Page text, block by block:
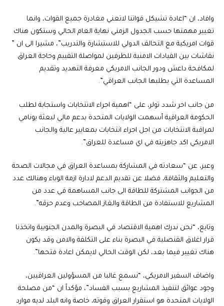
وافاد، ان “اعادة تشيكل قواتنا لاتعني مغادرة جميع القوات، وانما
تغيير مهمتها حسب الجدول الزمني نهاية العام الحالي وستكون هناك
قوات امريكية مع التحالف الدولي للاستشارة والتدريب”، مشيرا الى ان ”
نقاشات بين القيادات الامنية للطرفين لمواصلة التقييم وحاجة العراق
لمكافحة داعش ودور الجانب الامريكي معرفة التهديد وتقديم
المساعدة التي يطلبها الجانب العراقي”.
من جانب اخر شدد تولر، على “اهمية اجراء الانتخابات واستجابة لطلب
الحكومة العراقية أسهمت الولايات المتحدة بدعم مالي لبعثة يونامي
لمراقبة الانتخابات من اجل اجراء انتخابات بمعايير عالية والجانب
الامريكي اكد جاهزيته في اي مساعدة للعراق”.
وعبر، عن “سعادته في المشاركة بمساعدة العراق في مجالات الصحة
والتعليم والثقافة، فضلا عن تقديم الدعم لادارة ازمة الوباء وهنالك عدد
من الجوانب المشتركة للطاقة الى جانب المساهمة في عدد من
المشاريع للاستفادة من الطاقة والغاز المصاحب وعدم حرقه”.
وتابع، “نحن ندرك اهمية الاقتصاد في البصرة والمدن الجنوبية واتخذنا
قرار اغلاق القنصلية في البصرة بناء على التكلفة والامن وقد يكون
هناك تغيير فيما بعد، لكن الوقت الحالي لايمكن اعادة فتحها”.
واضاف السفير الامريكي، “نسمع غالبا من المسؤولين العراقيين،
وجود عوائق لتنفيذ المشاريع بسبب الفساد”، مؤكداً ان “من مصلحة
الولايات المتحدة هو استقرار العراق وقوته، خاصة وانه البلد لديه موارد